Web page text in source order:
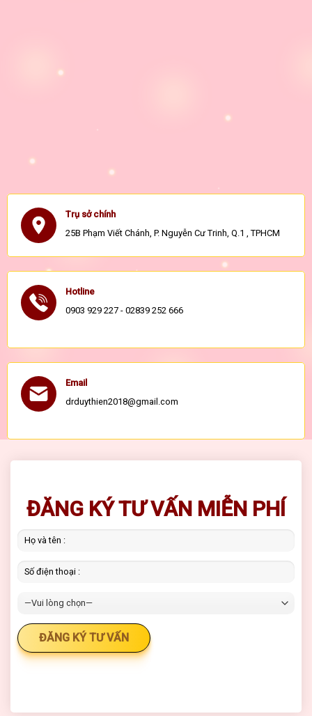
Trụ sở chính
25B Phạm Viết Chánh, P. Nguyễn Cư Trinh, Q.1 , TPHCM
Hotline
0903 929 227 - 02839 252 666
Email
drduythien2018@gmail.com
ĐĂNG KÝ TƯ VẤN MIỄN PHÍ